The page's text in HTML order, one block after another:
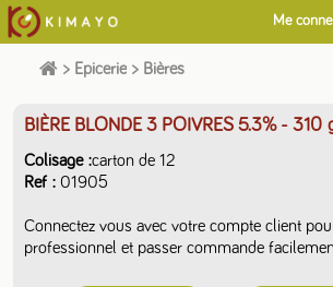
Me
> Epicerie > Bières
BIÈRE BLONDE 3 POIVRES 5.3% - 310
Colisage carton de 12
Ref
01905
Connectez vous avec votre compte client
professionnel et passer commande